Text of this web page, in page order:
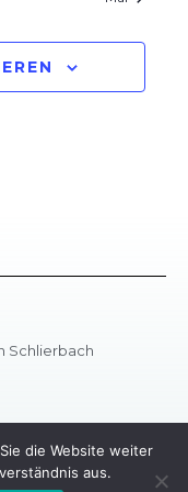
Schlierbach
die Website weiter
aus.